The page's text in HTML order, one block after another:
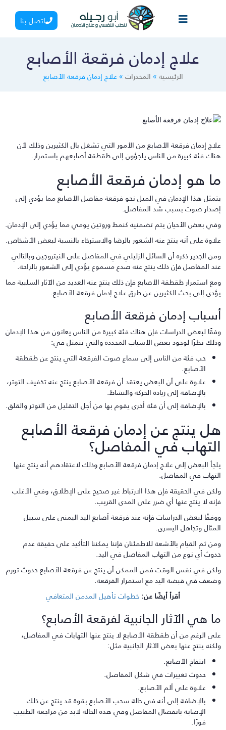
اتصل بنا
علاج إدمان فرقعة الأصابع
الرئيسية»المخدرات»علاج إدمان فرقعة الأصابع
إدمان فرقعة الأصابع من الأمور التي تشغل بال الكثيرين وذلك لأن
فئة كبيرة من الناس يلجؤون إلى طقطقة أصابعهم باستمرار.
هو إدمان فرقعة الأصابع
هذا الإدمان في الميل نحو فرقعة مفاصل الأصابع مما يؤدي إلى
صوت بسبب شد المفاصل.
بعض الأحيان يتم تضمنيه كنمط وروتين يومي مما يؤدي إلى الإدمان.
على أنه ينتج عنه الشعور بالرضا والاسترخاء بالنسبة لبعض الأشخاص.
الجدير ذكره أن السائل الزليلي في المفاصل على النيتروجين وبالتالي
المفاصل فإن ذلك ينتج عنه صدع مسموع يؤدي إلى الشعور بالراحة.
استمرار طقطقة الأصابع فإن ذلك ينتج عنه العديد من الآثار السلبية مما
إلى بحث الكثيرين عن طرق علاج إدمان فرقعة الأصابع.
إدمان فرقعة الأصابع
لبعض الدراسات فإن هناك فئة كبيرة من الناس يعانون من هذا الإدمان
نظرًا لوجود بعض الأسباب المحددة والتي تتمثل في:
حب فئة من الناس إلى سماع صوت الفرقعة التي ينتج عن طقطقة
الأصابع.
علاوة على أن البعض يعتقد أن فرقعة الأصابع ينتج عنه تخفيف التوتر،
بالإضافة إلى زيادة الحركة والنشاط.
بالإضافة إلى أن فئة أخرى يقوم بها من أجل التقليل من التوتر والقلق.
ينتج عن إدمان فرقعة الأصابع
في المفاصل؟
البعض إلى علاج إدمان فرقعة الأصابع وذلك لاعتقادهم أنه ينتج عنها
في المفاصل.
في الحقيقة فإن هذا الارتباط غير صحيح على الإطلاق، وفي الأغلب
لا ينتج عنها أي ضرر على المدى القريب.
لبعض الدراسات فإنه عند فرقعة أصابع اليد اليمنى على سبيل
وتجاهل اليسرى.
ثم القيام بالأشعة للاطمئنان فإننا يمكننا التأكيد على حقيقة عدم
أي نوع من التهاب المفاصل في اليد.
في نفس الوقت فمن الممكن أن ينتج عن فرقعة الأصابع حدوث تورم
في قبضة اليد مع استمرار الفرقعة.
أقرأ أيضًا عن:خطوات تأهيل المدمن المتعافي
هي الآثار الجانبية لفرقعة الأصابع؟
الرغم من أن طقطقة الأصابع لا ينتج عنها التهابات في المفاصل،
ينتج عنها بعض الآثار الجانبية مثل:
انتفاخ الأصابع.
حدوث تغييرات في شكل المفاصل.
علاوة على ألم الأصابع.
بالإضافة إلى أنه في حالة سحب الأصابع بقوة قد ينتج عن ذلك
الإصابة بانفصال المفاصل وفي هذه الحالة لابد من مراجعة الطبيب
فورًا.